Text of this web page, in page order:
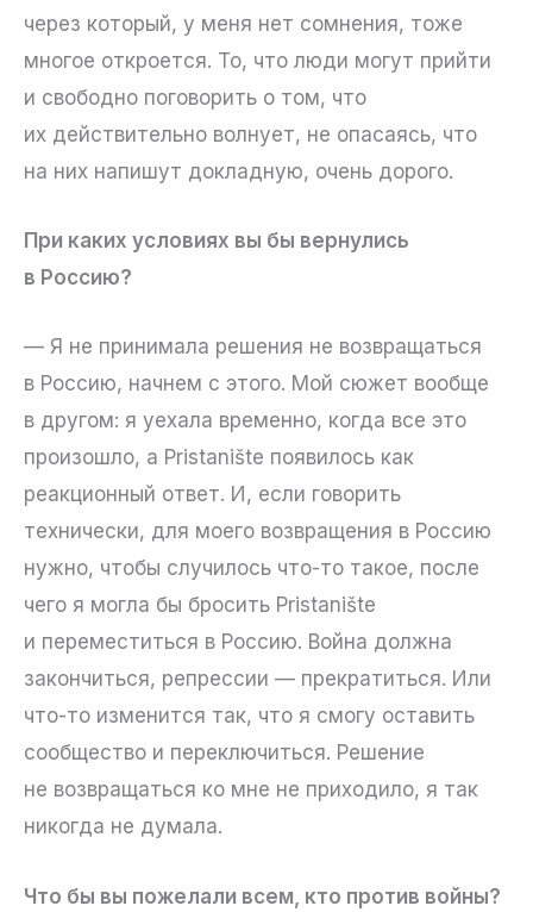
через который, у меня нет сомнения, тоже
многое откроется. То, что люди могут прийти
и свободно поговорить о том, что
их действительно волнует, не опасаясь, что
на них напишут докладную, очень дорого.
При каких условиях вы бы вернулись
в Россию?
— Я не принимала решения не возвращаться
в Россию, начнем с этого. Мой сюжет вообще
в другом: я уехала временно, когда все это
произошло, а Pristanište появилось как
реакционный ответ. И, если говорить
технически, для моего возвращения в Россию
нужно, чтобы случилось что-то такое, после
чего я могла бы бросить Pristanište
и переместиться в Россию. Война должна
закончиться, репрессии — прекратиться. Или
что-то изменится так, что я смогу оставить
сообщество и переключиться. Решение
не возвращаться ко мне не приходило, я так
никогда не думала.
Что бы вы пожелали всем, кто против войны?